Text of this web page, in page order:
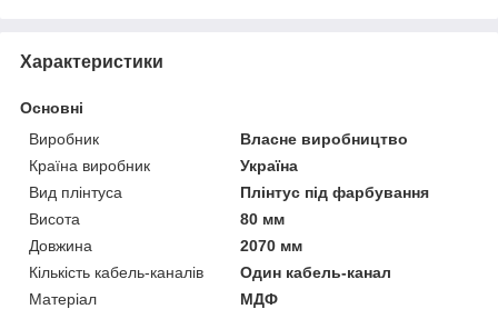
Характеристики
Основні
Виробник
Власне виробництво
Країна виробник
Україна
Вид плінтуса
Плінтус під фарбування
Висота
80 мм
Довжина
2070 мм
Кількість кабель-каналів
Один кабель-канал
Матеріал
МДФ